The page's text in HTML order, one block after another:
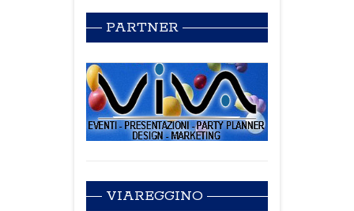
PARTNER
VIAREGGINO